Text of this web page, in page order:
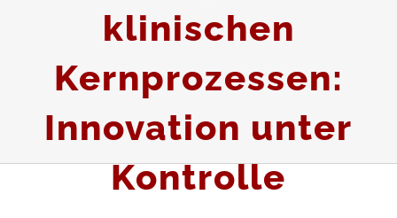
klinischen
Kernprozessen:
Innovation unter
Kontrolle